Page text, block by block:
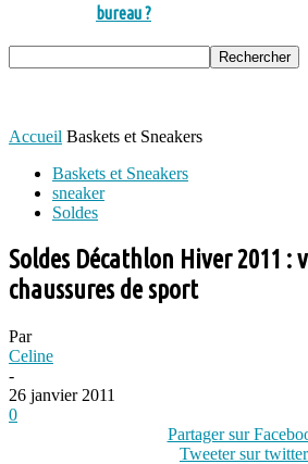
bureau ?
Accueil Baskets et Sneakers
Baskets et Sneakers
sneaker
Soldes
Soldes Décathlon Hiver 2011 :
chaussures de sport
Par
Celine
-
26 janvier 2011
0
Partager sur
Tweeter sur twitter